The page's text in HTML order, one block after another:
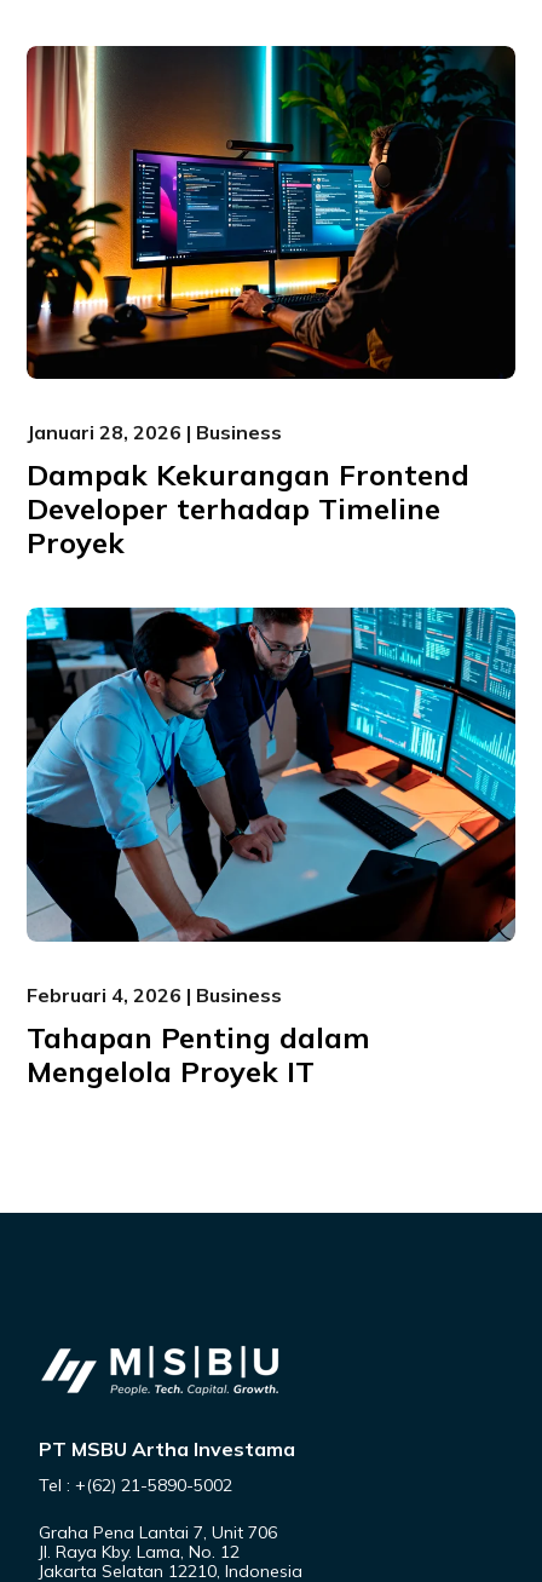
Januari 28, 2026 | Business
Dampak Kekurangan Frontend
Developer terhadap Timeline
Proyek
Februari 4, 2026 | Business
Tahapan Penting dalam
Mengelola Proyek IT
PT MSBU Artha Investama
Tel : +(62) 21-5890-5002
Graha Pena Lantai 7, Unit 706
Jl. Raya Kby. Lama, No. 12
Jakarta Selatan 12210, Indonesia